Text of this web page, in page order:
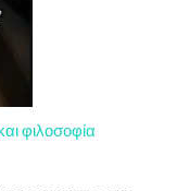
φιλοσοφία